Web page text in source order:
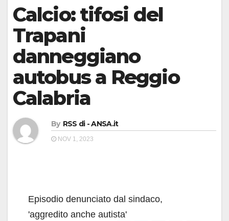
Calcio: tifosi del
Trapani
danneggiano
autobus a Reggio
Calabria
By RSS di - ANSA.it
NOV 1, 2023
Episodio denunciato dal sindaco,
'aggredito anche autista'